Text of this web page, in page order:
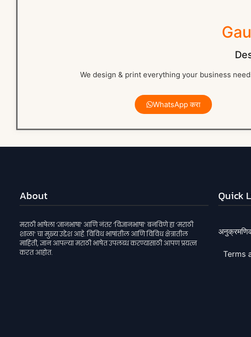
We design & print everything your business
WhatsApp करा
About
मराठी भाषेला ‘ज्ञानभाषा‘ आणि नंतर ‘विज्ञानभाषा‘ बनविणे हा ‘मराठी
शाळा‘ चा मुख्य उद्देश आहे. विविध भाषांतील आणि विविध क्षेत्रातील
माहिती, ज्ञान आपल्या मराठी भाषेत उपलब्ध करण्यासाठी आपण प्रयत्न
करत आहोत.
Quick
Terms